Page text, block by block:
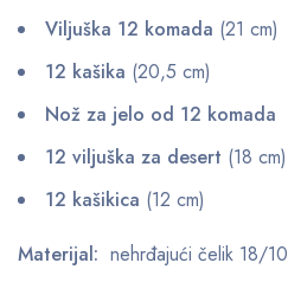
Viljuška 12 komada (21 cm)
12 kašika (20,5 cm)
Nož za jelo od 12 komada
12 viljuška za desert (18 cm)
12 kašikica (12 cm)
Materijal: nehrđajući čelik 18/10